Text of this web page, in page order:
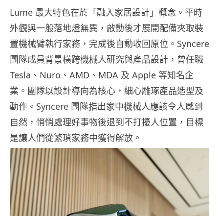
Lume 最大特色在於「融入家居設計」概念。平時
外觀與一般落地燈無異，啟動後才展開配備夾取裝
置機械臂執行家務，完成後自動收回原位。Syncere
團隊成員背景橫跨機械人研究與產品設計，曾任職
Tesla、Nuro、AMD、MDA 及 Apple 等知名企
業。團隊以設計導向為核心，細心雕琢產品造型及
動作。Syncere 團隊指出家中機械人應該令人感到
自然，悄悄處理好事物後退到不打擾人位置，目標
是讓人們從繁瑣家務中獲得解放。